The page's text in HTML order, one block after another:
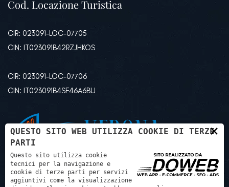
Cod. Locazione Turistica
CIR: 023091-LOC-07705
CIN: IT023091B42RZJHKOS
CIR: 023091-LOC-07706
CIN: IT023091B4SF46A6BU
×
QUESTO SITO WEB UTILIZZA COOKIE DI TERZE
PARTI
Questo sito utilizza cookie
tecnici per la navigazione e
cookie di terze parti per servizi
aggiuntivi come la visualizzazione